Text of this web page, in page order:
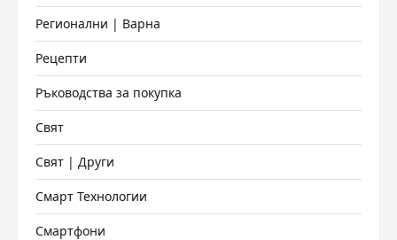
Регионални | Варна
Рецепти
Ръководства за покупка
Свят
Свят | Други
Смарт Технологии
Смартфони